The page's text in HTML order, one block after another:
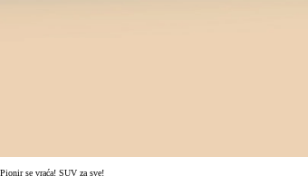
Pionir se vraća! SUV za sve!